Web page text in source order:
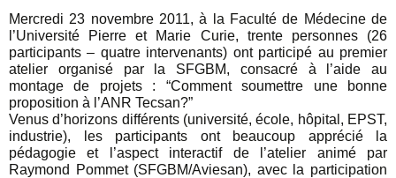
Mercredi 23 novembre 2011, à la Faculté de Médecine de
l’Université Pierre et Marie Curie, trente personnes (26
participants – quatre intervenants) ont participé au premier
atelier organisé par la SFGBM, consacré à l’aide au
montage de projets : “Comment soumettre une bonne
proposition à l’ANR Tecsan?”
Venus d’horizons différents (université, école, hôpital, EPST,
industrie), les participants ont beaucoup apprécié la
pédagogie et l’aspect interactif de l’atelier animé par
Raymond Pommet (SFGBM/Aviesan), avec la participation